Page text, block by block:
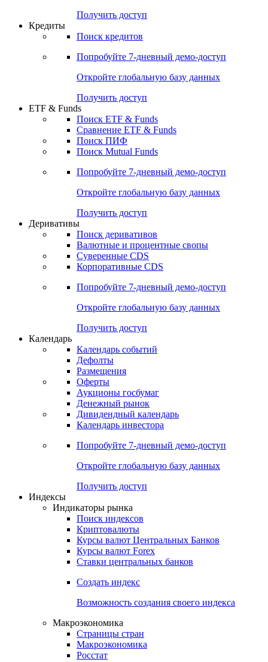
Получить доступ
Кредиты
Поиск кредитов
Попробуйте 7-дневный демо-доступ
Откройте глобальную базу данных
Получить доступ
ETF & Funds
Поиск ETF & Funds
Сравнение ETF & Funds
Поиск ПИФ
Поиск Mutual Funds
Попробуйте 7-дневный демо-доступ
Откройте глобальную базу данных
Получить доступ
Деривативы
Поиск деривативов
Валютные и процентные свопы
Суверенные CDS
Корпоративные CDS
Попробуйте 7-дневный демо-доступ
Откройте глобальную базу данных
Получить доступ
Календарь
Календарь событий
Дефолты
Размещения
Оферты
Аукционы госбумаг
Денежный рынок
Дивидендный календарь
Календарь инвестора
Попробуйте 7-дневный демо-доступ
Откройте глобальную базу данных
Получить доступ
Индексы
Индикаторы рынка
Поиск индексов
Криптовалюты
Курсы валют Центральных Банков
Курсы валют Forex
Ставки центральных банков
Создать индекс
Возможность создания своего индекса
Макроэкономика
Страницы стран
Макроэкономика
Росстат